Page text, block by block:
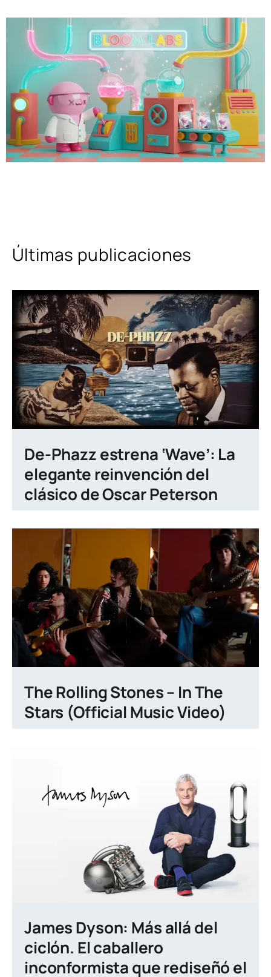
Últimas publicaciones
De-Phazz estrena ‘Wave’: La
elegante reinvención del
clásico de Oscar Peterson
The Rolling Stones – In The
Stars (Official Music Video)
James Dyson: Más allá del
ciclón. El caballero
inconformista que rediseñó el